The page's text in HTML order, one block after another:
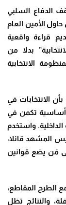
الدفاع السلبي
الأمين العام
قراءة واقعية
بدلا من
الانتخابية
الانتخابات في
أساسية تكمن في
واستخدم
المشهد قائلا:
مَن يضع قوانين
الطرح المقاطع،
والنتائج تظل